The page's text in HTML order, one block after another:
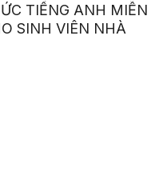
TIẾNG ANH MIỄN
SINH VIÊN NHÀ